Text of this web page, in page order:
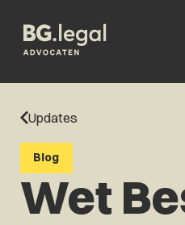
Updates
Blog
Wet